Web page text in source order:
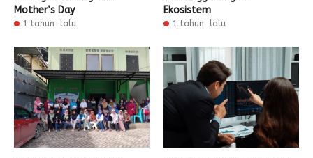
Mother’s Day
1 tahun lalu
Ekosistem
1 tahun lalu